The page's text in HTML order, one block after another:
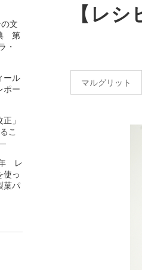
【レ
マルグリット
文
第
・
ール
ポー
」
こ
年 レ
使っ
菓パ